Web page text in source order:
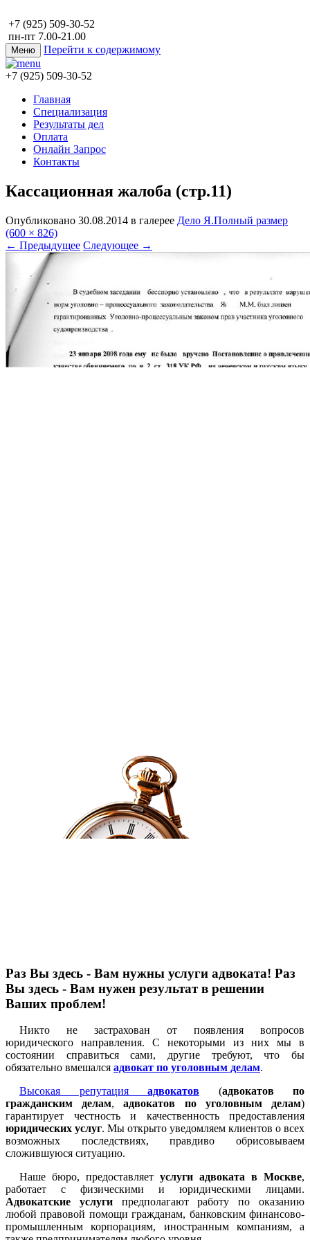
+7 (925) 509-30-52
пн-пт 7.00-21.00
Меню Перейти к содержимому
+7 (925) 509-30-52
Главная
Специализация
Результаты дел
Оплата
Онлайн Запрос
Контакты
Кассационная жалоба (стр.11)
Опубликовано 30.08.2014 в галерее Дело Я.Полный размер
(600 × 826)
← Предыдущее Следующее →
Раз Вы здесь - Вам нужны услуги адвоката! Раз
Вы здесь - Вам нужен результат в решении
Ваших проблем!
Никто не застрахован от появления вопросов
юридического направления. С некоторыми из них мы в
состоянии справиться сами, другие требуют, что бы
обязательно вмешался адвокат по уголовным делам.
Высокая репутация адвокатов (адвокатов по
гражданским делам,адвокатов по уголовным делам)
гарантирует честность и качественность предоставления
юридических услуг. Мы открыто уведомляем клиентов о всех
возможных последствиях, правдиво обрисовываем
сложившуюся ситуацию.
Наше бюро, предоставляет услуги адвоката в Москве,
работает с физическими и юридическими лицами.
Адвокатские услугипредполагают работу по оказанию
любой правовой помощи гражданам, банковским финансово-
промышленным корпорациям, иностранным компаниям, а